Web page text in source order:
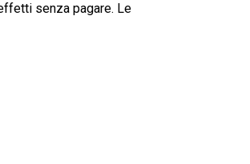
senza pagare. Le